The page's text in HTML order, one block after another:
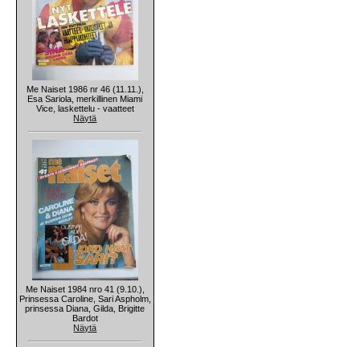
Me Naiset 1986 nr 46 (11.11.),
Esa Sariola, merkillinen Miami
Vice, laskettelu - vaatteet
Näytä
Me Naiset 1984 nro 41 (9.10.),
Prinsessa Caroline, Sari Aspholm,
prinsessa Diana, Gilda, Brigitte
Bardot
Näytä